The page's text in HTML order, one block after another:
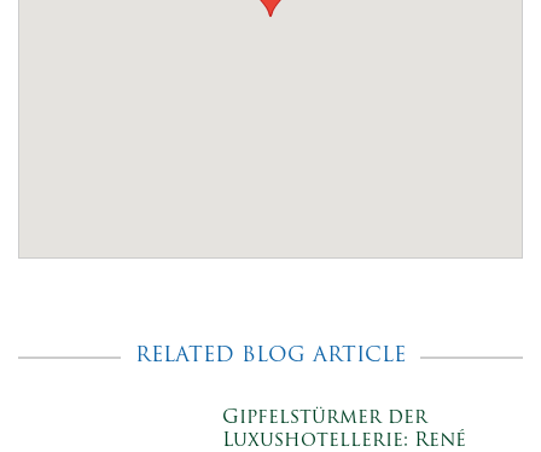
RELATED BLOG ARTICLE
Gipfelstürmer der
Luxushotellerie: René